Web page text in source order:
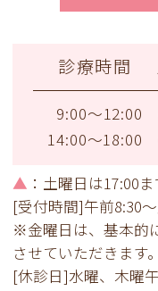
診療時間
9:00～12:00
14:00～18:00
▲ ：土曜日は17:00ま
[受付時間]午前8:30
※金曜日は、基本的
させていただきます。
[休診日]水曜、木曜